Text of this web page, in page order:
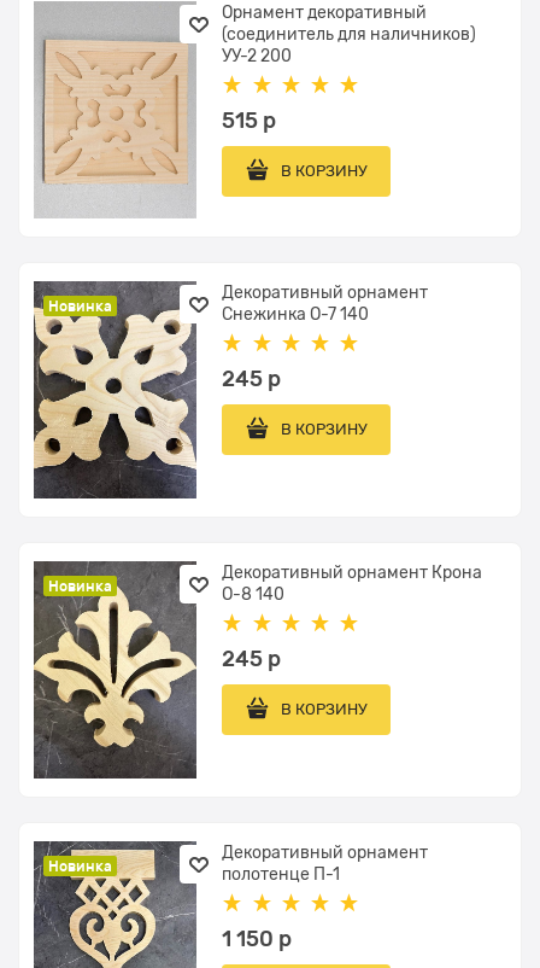
Орнамент декоративный
(соединитель для наличников)
УУ-2 200
515 р
В КОРЗИНУ
Новинка
Декоративный орнамент
Снежинка О-7 140
245 р
В КОРЗИНУ
Новинка
Декоративный орнамент Крона
О-8 140
245 р
В КОРЗИНУ
Новинка
Декоративный орнамент
полотенце П-1
1 150 р